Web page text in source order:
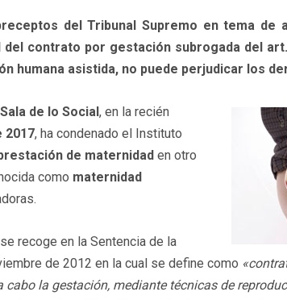
del Tribunal Supremo en tema de
contrato por gestación subrogada del
humana asistida, no puede perjudicar los
de lo Social , en la recién
2017, ha condenado el Instituto
de maternidad en otro
como maternidad
recoge en la Sentencia de la
de 2012 en la cual se define como
cabo la gestación, mediante técnicas de